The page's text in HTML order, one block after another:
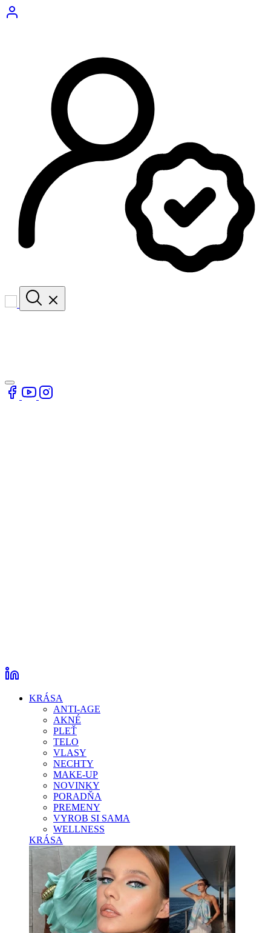
KRÁSA
ANTI-AGE
AKNÉ
PLEŤ
TELO
VLASY
NECHTY
MAKE-UP
NOVINKY
PORADŇA
PREMENY
VYROB SI SAMA
WELLNESS
KRÁSA